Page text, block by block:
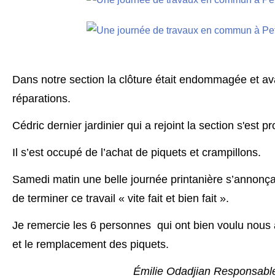
Dans notre section la clôture était endommagée et
réparations.
Cédric dernier jardinier qui a rejoint la section s'est
Il s’est occupé de l’achat de piquets et crampillons.
Samedi matin une belle journée printanière
de terminer ce travail « vite fait et bien fait ».
Je remercie les 6 personnes qui ont bien voulu nous
et le remplacement des piquets.
Émilie Odadjian